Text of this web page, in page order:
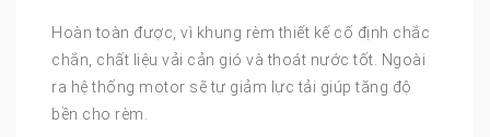
Hoàn toàn được, vì khung rèm thiết kế cố định chắc
chắn, chất liệu vải cản gió và thoát nước tốt. Ngoài
ra hệ thống motor sẽ tự giảm lực tải giúp tăng độ
bền cho rèm.